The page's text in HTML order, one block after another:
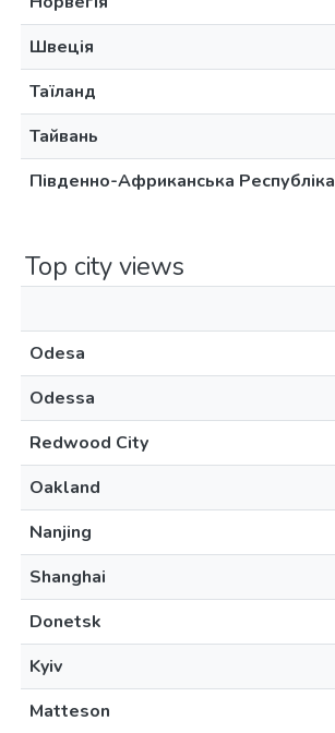
Швеція
Таїланд
Тайвань
Південно-Африканська Республіка
Top city views
Odesa
Odessa
Redwood City
Oakland
Nanjing
Shanghai
Donetsk
Kyiv
Matteson